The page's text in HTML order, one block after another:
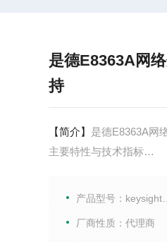
是德E8363A网
持
【简介】 是德E8363A网
主要特性与技术指标
在测试端口处保持 123
40 GHz 时在测试端口
产品型号：keysightE8363A
厂商性质：代理商